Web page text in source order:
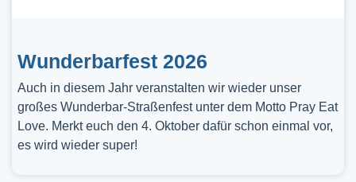
Wunderbarfest 2026
Auch in diesem Jahr veranstalten wir wieder unser
großes Wunderbar-Straßenfest unter dem Motto Pray Eat
Love. Merkt euch den 4. Oktober dafür schon einmal vor,
es wird wieder super!